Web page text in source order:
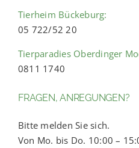
Tierheim Bückeburg:
05 722/52 20
Tierparadies Oberdinger
0811 1740
FRAGEN, ANREGUNGEN?
Bitte melden Sie sich.
Von Mo. bis Do. 10:00 –